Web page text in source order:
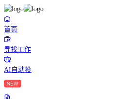
首页
寻找工作
AI自动投